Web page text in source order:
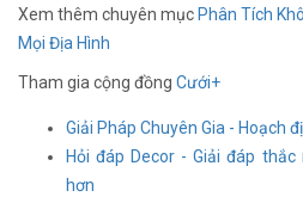
Xem thêm chuyên mục Phân Tích
Mọi Địa Hình
Tham gia cộng đồng Cưới+
Giải Pháp Chuyên Gia - Hoạch
Hỏi đáp Decor - Giải đáp
hơn